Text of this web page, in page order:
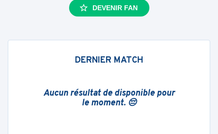
DEVENIR FAN
DERNIER MATCH
Aucun résultat de disponible pour
le moment. 😔